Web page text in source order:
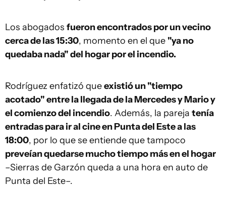
Los abogados fueron encontrados por un vecino
cerca de las 15:30, momento en el que "ya no
quedaba nada" del hogar por el incendio.
Rodríguez enfatizó queexistió un "tiempo
acotado" entre la llegada de la Mercedes y Mario y
el comienzo del incendio. Además, la pareja tenía
entradas para ir al cine en Punta del Este a las
18:00, por lo que se entiende que tampoco
preveían quedarse mucho tiempo más en el hogar
–Sierras de Garzón queda a una hora en auto de
Punta del Este–.